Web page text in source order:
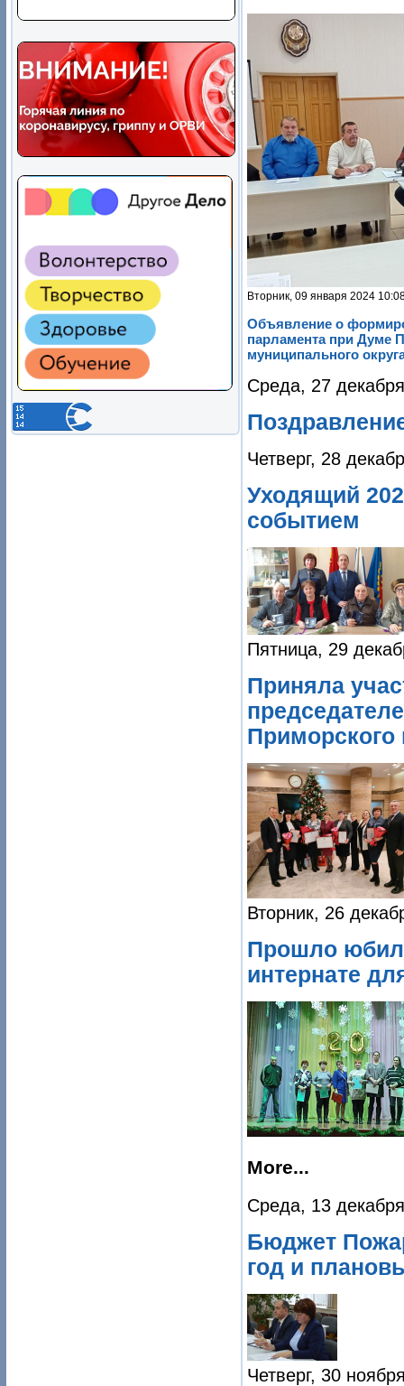
Вторник, 09 января 2024
Объявление о
парламента при Думе
муниципального
Среда, 27
Четверг, 28
Уходящий
событием
Пятница, 29
Приняла
Приморского
Вторник, 26
Прошло
интернате
More...
Среда, 13
Бюджет
год и
Четверг, 30